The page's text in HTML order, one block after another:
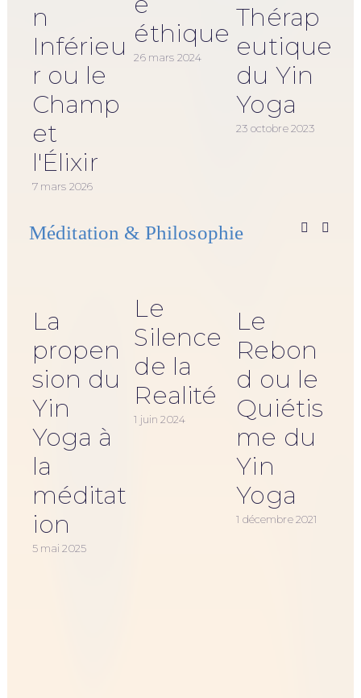
n
Inférieu
r ou le
Champ
et
l'Élixir
7 mars 2026
éthique
26 mars 2024
Thérap
eutique
du Yin
Yoga
23 octobre 2023
Méditation & Philosophie
La
propen
sion du
Yin
Yoga à
la
méditat
ion
5 mai 2025
Le
Silence
de la
Realité
1 juin 2024
Le
Rebon
d ou le
Quiétis
me du
Yin
Yoga
1 décembre 2021